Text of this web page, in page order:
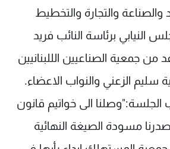
والتجارة والتخطيط
النيابي برئاسة النائب فريد
من جمعية الصناعيين الللبنانيين
سليم الزعني والنواب الاعضاء.
الى خواتيم قانون
مسودة الصيغة النهائية
تواصل معنا
سياسة الخصوصية